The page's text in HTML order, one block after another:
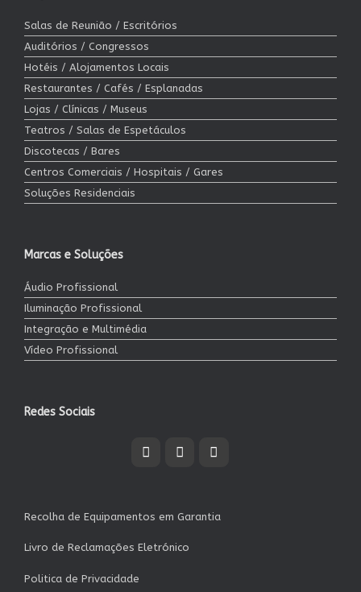
Salas de Reunião / Escritórios
Auditórios / Congressos
Hotéis / Alojamentos Locais
Restaurantes / Cafés / Esplanadas
Lojas / Clínicas / Museus
Teatros / Salas de Espetáculos
Discotecas / Bares
Centros Comerciais / Hospitais / Gares
Soluções Residenciais
Marcas e Soluções
Áudio Profissional
Iluminação Profissional
Integração e Multimédia
Vídeo Profissional
Redes Sociais
Recolha de Equipamentos em Garantia
Livro de Reclamações Eletrónico
Politica de Privacidade